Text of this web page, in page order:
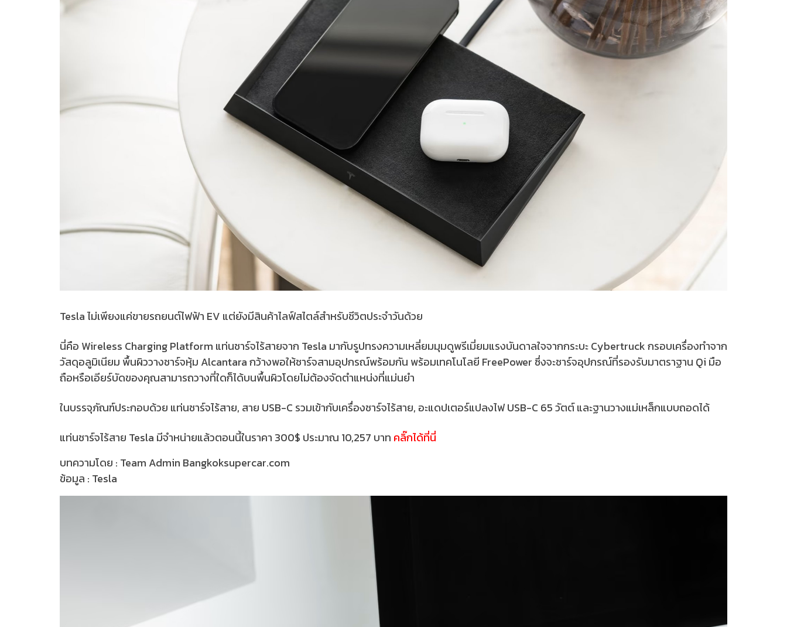
Tesla ไม่เพียงแค่ขายรถยนต์ไฟฟ้า EV แต่ยังมีสินค้าไลฟ์สไตล์สำหรับชีวิตประจำวันด้วย
นี่คือ Wireless Charging Platform แท่นชาร์จไร้สายจาก Tesla มากับรูปทรงความเหลี่ยมมุมดูพรีเมี่ยมแรงบันดาลใจจากกระบะ Cybertruck กรอบเครื่องทำจาก
วัสดุอลูมิเนียม พื้นผิววางชาร์จหุ้ม Alcantara กว้างพอให้ชาร์จสามอุปกรณ์พร้อมกัน พร้อมเทคโนโลยี FreePower ซึ่งจะชาร์จอุปกรณ์ที่รองรับมาตราฐาน Qi มือ
ถือหรือเอียร์บัดของคุณสามารถวางที่ใดก็ได้บนพื้นผิวโดยไม่ต้องจัดตำแหน่งที่แม่นยำ
ในบรรจุภัณฑ์ประกอบด้วย แท่นชาร์จไร้สาย, สาย USB-C รวมเข้ากับเครื่องชาร์จไร้สาย, อะแดปเตอร์แปลงไฟ USB-C 65 วัตต์ และฐานวางแม่เหล็กแบบถอดได้
แท่นชาร์จไร้สาย Tesla มีจำหน่ายแล้วตอนนี้ในราคา 300$ ประมาณ 10,257 บาท คลิ๊กได้ที่นี่
บทความโดย : Team Admin Bangkoksupercar.com
ข้อมูล : Tesla